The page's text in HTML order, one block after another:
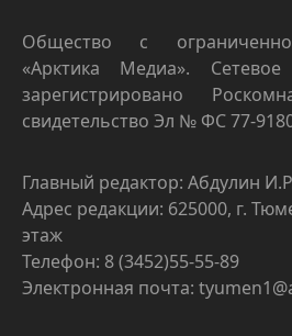
Общество с
«Арктика Медиа».
зарегистрировано
свидетельство Эл № ФС 77-
Главный редактор: Абдулин
Адрес редакции: 625000, г.
этаж
Телефон: 8 (3452)55-55-89
Электронная почта: